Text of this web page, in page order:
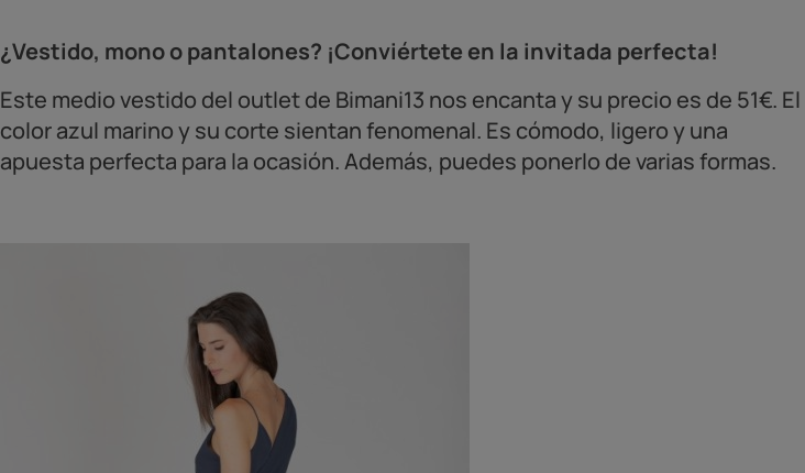
¿Vestido, mono o pantalones? ¡Conviértete en la invitada perfecta!
Este medio vestido del outlet de Bimani13 nos encanta y su precio es de 51€. El
color azul marino y su corte sientan fenomenal. Es cómodo, ligero y una
apuesta perfecta para la ocasión. Además, puedes ponerlo de varias formas.